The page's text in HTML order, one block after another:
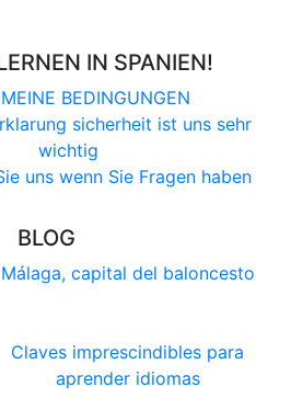
IN SPANIEN!
BEDINGUNGEN
sicherheit ist uns sehr
wichtig
uns wenn Sie Fragen haben
BLOG
Málaga, capital del baloncesto
Claves imprescindibles para
aprender idiomas